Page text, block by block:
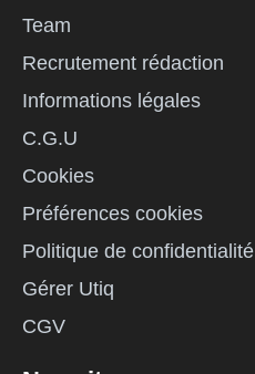
Team
Recrutement rédaction
Informations légales
C.G.U
Cookies
Préférences cookies
Politique de confidentialité
Gérer Utiq
CGV